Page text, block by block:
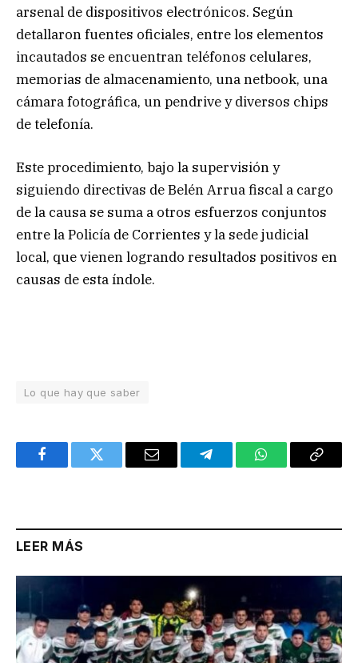
arsenal de dispositivos electrónicos. Según
detallaron fuentes oficiales, entre los elementos
incautados se encuentran teléfonos celulares,
memorias de almacenamiento, una netbook, una
cámara fotográfica, un pendrive y diversos chips
de telefonía.
Este procedimiento, bajo la supervisión y
siguiendo directivas de Belén Arrua fiscal a cargo
de la causa se suma a otros esfuerzos conjuntos
entre la Policía de Corrientes y la sede judicial
local, que vienen logrando resultados positivos en
causas de esta índole.
Lo que hay que saber
FacebookTwitter Email TelegramWhatsAppCopy
LEER MÁS